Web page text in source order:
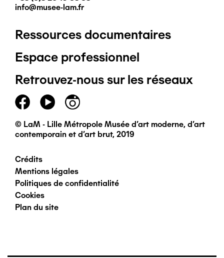
info@musee-lam.fr
Pied
de
page
principal
Ressources documentaires
Espace professionnel
Retrouvez-nous sur les réseaux
© LaM - Lille Métropole Musée d'art moderne, d'art
contemporain et d'art brut, 2019
Pied
de
page
Crédits
Mentions légales
Politiques de confidentialité
Cookies
Plan du site